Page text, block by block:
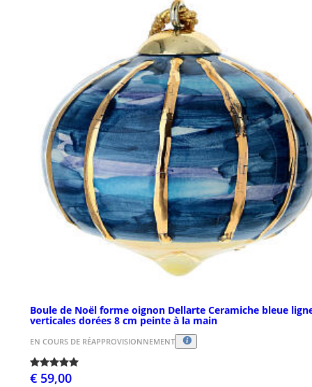
Boule de Noël forme oignon Dellarte Ceramiche bleue
verticales dorées 8 cm peinte à la main
EN COURS DE RÉAPPROVISIONNEMENT
€ 59,00